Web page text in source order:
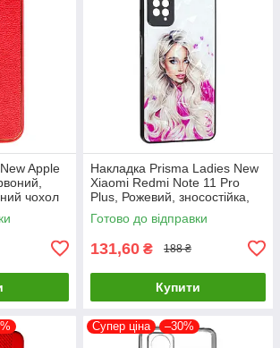
Apple
чохол
Накладка Prisma Ladies New
Xiaomi Redmi Note 11 Pro
Plus, Рожевий, зносостійка,
пилонепроникна
Готово до відправки
131,60 ₴ 188 ₴
Купити
Супер ціна –30%